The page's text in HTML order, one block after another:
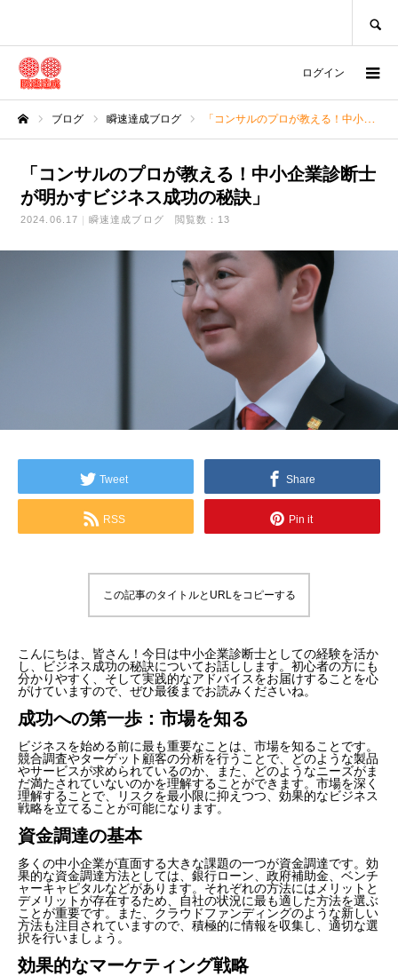
ログイン
ブログ 瞬速達成ブログ 「コンサルのプロが教える！中小企業診断士が明かすビジネス成功の秘訣」
「コンサルのプロが教える！中小企業診断士
が明かすビジネス成功の秘訣」
2024.06.17 瞬速達成ブログ 閲覧数：13
Tweet Share
RSS Pin it
この記事のタイトルとURLをコピーする
こんにちは、皆さん！今日は中小企業診断士としての経験を活か
し、ビジネス成功の秘訣についてお話しします。初心者の方にも
分かりやすく、そして実践的なアドバイスをお届けすることを心
がけていますので、ぜひ最後までお読みくださいね。
成功への第一歩：市場を知る
ビジネスを始める前に最も重要なことは、市場を知ることです。
競合調査やターゲット顧客の分析を行うことで、どのような製品
やサービスが求められているのか、また、どのようなニーズがま
だ満たされていないのかを理解することができます。市場を深く
理解することで、リスクを最小限に抑えつつ、効果的なビジネス
戦略を立てることが可能になります。
資金調達の基本
多くの中小企業が直面する大きな課題の一つが資金調達です。効
果的な資金調達方法としては、銀行ローン、政府補助金、ベンチ
ャーキャピタルなどがあります。それぞれの方法にはメリットと
デメリットが存在するため、自社の状況に最も適した方法を選ぶ
ことが重要です。また、クラウドファンディングのような新しい
方法も注目されていますので、積極的に情報を収集し、適切な選
択を行いましょう。
効果的なマーケティング戦略